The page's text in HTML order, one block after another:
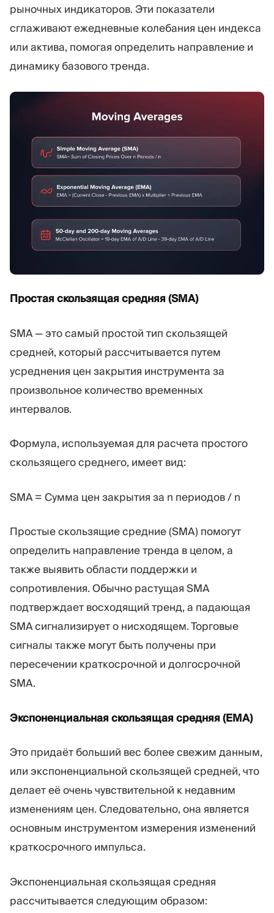
рыночных индикаторов. Эти показатели
сглаживают ежедневные колебания цен индекса
или актива, помогая определить направление и
динамику базового тренда.
Простая скользящая средняя (SMA)
SMA — это самый простой тип скользящей
средней, который рассчитывается путем
усреднения цен закрытия инструмента за
произвольное количество временных
интервалов.
Формула, используемая для расчета простого
скользящего среднего, имеет вид:
SMA = Сумма цен закрытия за n периодов / n
Простые скользящие средние (SMA) помогут
определить направление тренда в целом, а
также выявить области поддержки и
сопротивления. Обычно растущая SMA
подтверждает восходящий тренд, а падающая
SMA сигнализирует о нисходящем. Торговые
сигналы также могут быть получены при
пересечении краткосрочной и долгосрочной
SMA.
Экспоненциальная скользящая средняя (EMA)
Это придаёт больший вес более свежим данным,
или экспоненциальной скользящей средней, что
делает её очень чувствительной к недавним
изменениям цен. Следовательно, она является
основным инструментом измерения изменений
краткосрочного импульса.
Экспоненциальная скользящая средняя
рассчитывается следующим образом: